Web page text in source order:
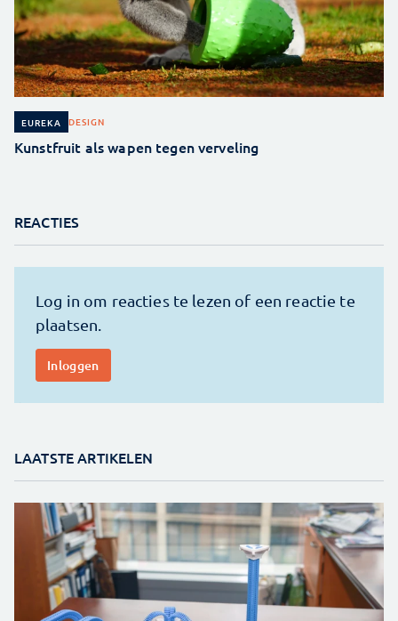
EUREKA DESIGN
Kunstfruit als wapen tegen verveling
REACTIES
LAATSTE ARTIKELEN